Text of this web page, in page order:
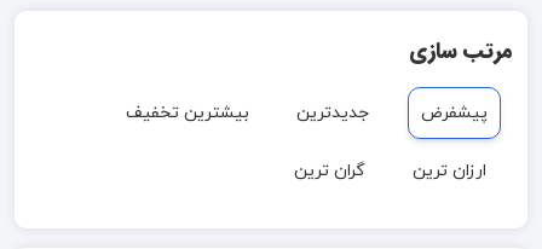
مرتب سازی
پیشفرض جدیدترین بیشترین تخفیف
ارزان ترین گران ترین